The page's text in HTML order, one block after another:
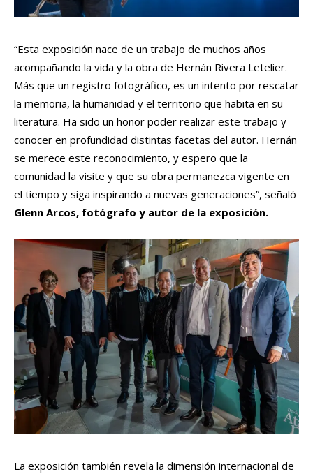
“Esta exposición nace de un trabajo de muchos años
acompañando la vida y la obra de Hernán Rivera Letelier.
Más que un registro fotográfico, es un intento por rescatar
la memoria, la humanidad y el territorio que habita en su
literatura. Ha sido un honor poder realizar este trabajo y
conocer en profundidad distintas facetas del autor. Hernán
se merece este reconocimiento, y espero que la
comunidad la visite y que su obra permanezca vigente en
el tiempo y siga inspirando a nuevas generaciones”, señaló
Glenn Arcos, fotógrafo y autor de la exposición.
La exposición también revela la dimensión internacional de